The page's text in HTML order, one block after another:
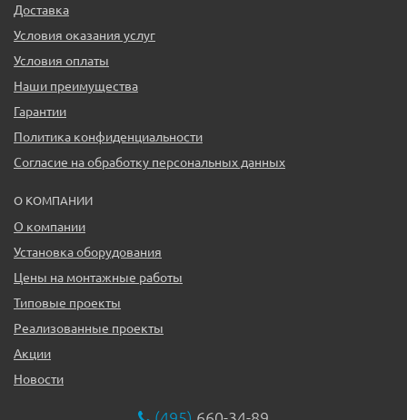
Доставка
Условия оказания услуг
Условия оплаты
Наши преимущества
Гарантии
Политика конфиденциальности
Согласие на обработку персональных данных
О КОМПАНИИ
О компании
Установка оборудования
Цены на монтажные работы
Типовые проекты
Реализованные проекты
Акции
Новости